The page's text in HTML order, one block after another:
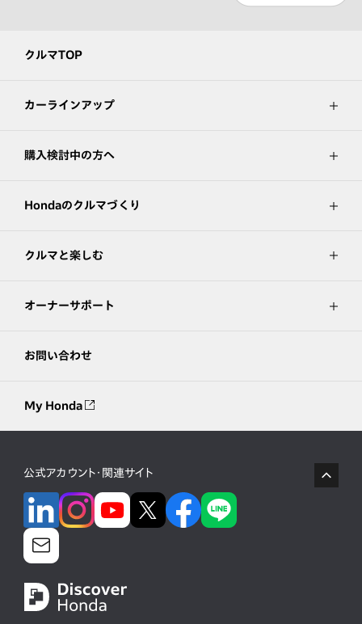
クルマTOP
カーラインアップ
購入検討中の方へ
Hondaのクルマづくり
クルマと楽しむ
オーナーサポート
お問い合わせ
My Honda
公式アカウント・関連サイト